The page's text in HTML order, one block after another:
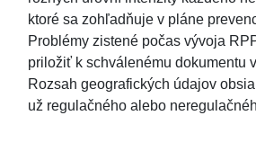
ktoré sa zohľadňuje v pláne
Problémy zistené počas vývoja
priložiť k schválenému dokumentu
Rozsah geografických údajov
už regulačného alebo